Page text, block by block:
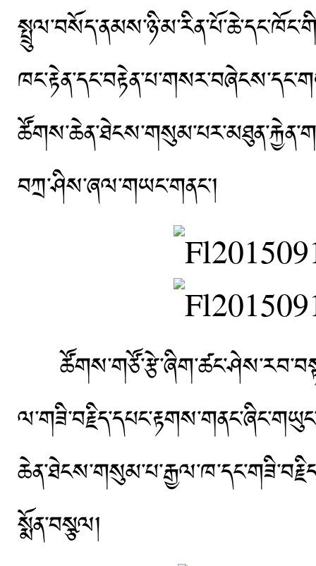
བཀྲ་ཤིས་ཞལ་གཡང་གནང་།
སྨོན་བསྩལ།